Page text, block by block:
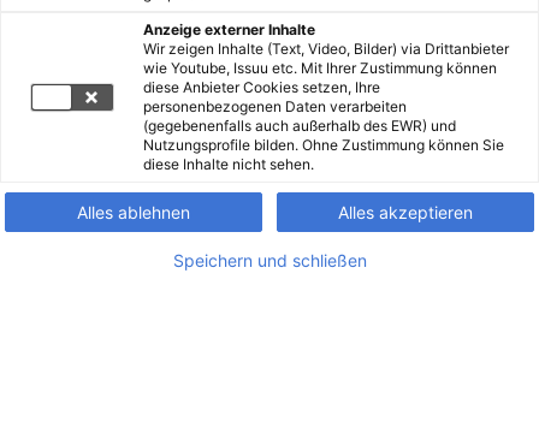
Anzeige externer Inhalte
Wir zeigen Inhalte (Text, Video, Bilder) via Drittanbieter
wie Youtube, Issuu etc. Mit Ihrer Zustimmung können
diese Anbieter Cookies setzen, Ihre
personenbezogenen Daten verarbeiten
(gegebenenfalls auch außerhalb des EWR) und
Nutzungsprofile bilden. Ohne Zustimmung können Sie
diese Inhalte nicht sehen.
Alles ablehnen Alles akzeptieren
Speichern und schließen